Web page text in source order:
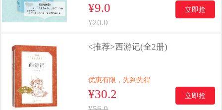
¥9.0
¥20.0
立即抢
<推荐>西游记(全2册)
优惠有限，先到先得
¥30.2 立即抢